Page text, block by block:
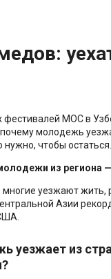
фестивалей МОС в
молодежь
нужно, чтобы остаться.
из региона
уезжают жить,
Азии
уезжает из